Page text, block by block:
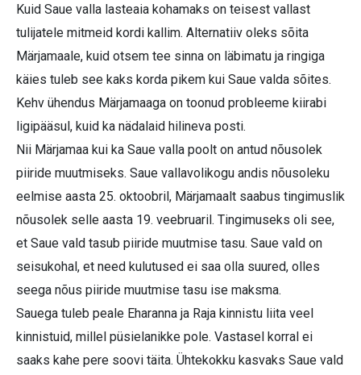
Kuid Saue valla lasteaia kohamaks on teisest vallast
tulijatele mitmeid kordi kallim. Alternatiiv oleks sõita
Märjamaale, kuid otsem tee sinna on läbimatu ja ringiga
käies tuleb see kaks korda pikem kui Saue valda sõites.
Kehv ühendus Märjamaaga on toonud probleeme kiirabi
ligipääsul, kuid ka nädalaid hilineva posti.
Nii Märjamaa kui ka Saue valla poolt on antud nõusolek
piiride muutmiseks. Saue vallavolikogu andis nõusoleku
eelmise aasta 25. oktoobril, Märjamaalt saabus tingimuslik
nõusolek selle aasta 19. veebruaril. Tingimuseks oli see,
et Saue vald tasub piiride muutmise tasu. Saue vald on
seisukohal, et need kulutused ei saa olla suured, olles
seega nõus piiride muutmise tasu ise maksma.
Sauega tuleb peale Eharanna ja Raja kinnistu liita veel
kinnistuid, millel püsielanikke pole. Vastasel korral ei
saaks kahe pere soovi täita. Ühtekokku kasvaks Saue vald